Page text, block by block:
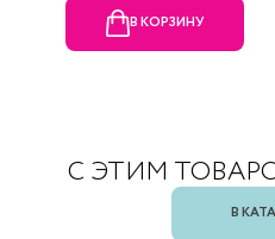
В КОРЗИНУ
С ЭТИМ
В